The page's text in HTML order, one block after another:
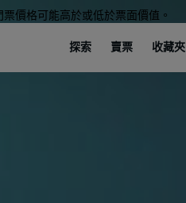
價格可能高於或低於票面價值。
探索 賣票 收藏夾